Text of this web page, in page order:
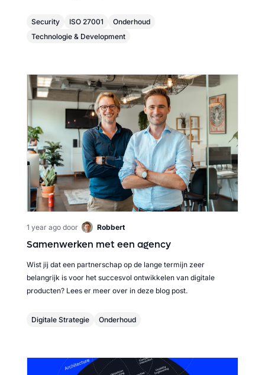
Security ISO 27001
Onderhoud
Technologie & Development
1 year agodoor Robbert
Samenwerken met een agency
Wist jij dat een partnerschap op de lange termijn zeer
belangrijk is voor het succesvol ontwikkelen van digitale
producten? Lees er meer over in deze blog post.
Digitale Strategie Onderhoud